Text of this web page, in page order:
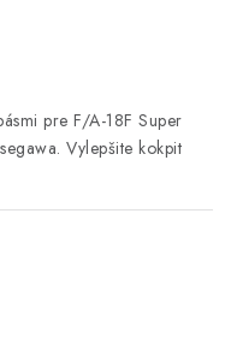
Preprava a platba
osobných údajov
pre F/A-18F Super
Vylepšite kokpit